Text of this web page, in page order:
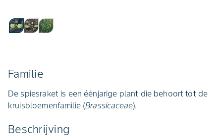
Familie
De spiesraket is een éénjarige plant die behoort tot de
kruisbloemenfamilie (Brassicaceae).
Beschrijving